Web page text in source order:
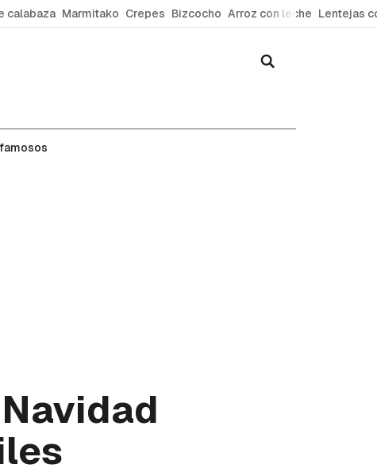
calabaza Marmitako Crepes Bizcocho Arroz con leche Lentejas